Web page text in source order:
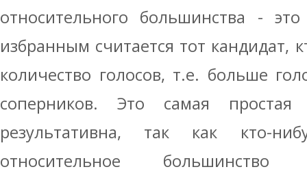
относительного большинства -
избранным считается тот кандидат,
количество голосов, т.е. больше
соперников. Это самая
результативна, так как кто-
относительное